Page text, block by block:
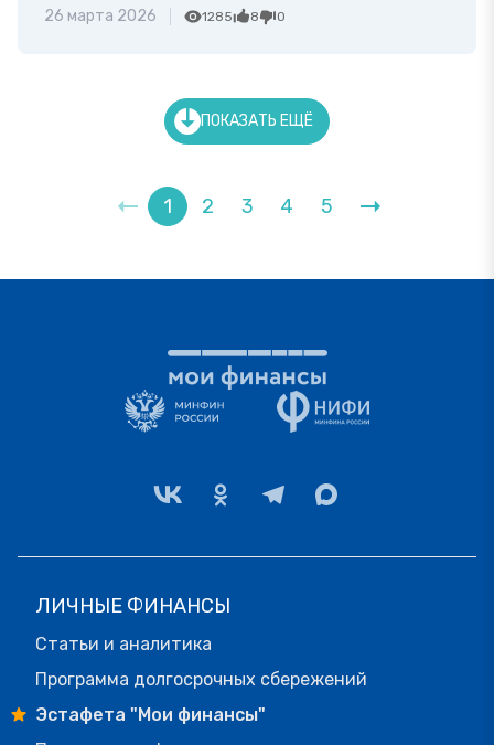
26 марта 2026 1285 8 0
ПОКАЗАТЬ ЕЩЁ
1 2 3 4 5
ЛИЧНЫЕ ФИНАНСЫ
Статьи и аналитика
Программа долгосрочных сбережений
Эстафета "Мои финансы"